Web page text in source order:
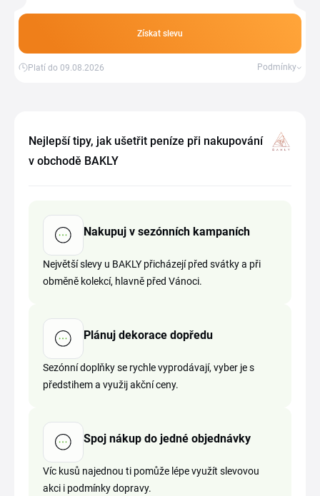
Získat slevu
Platí do 09.08.2026 Podmínky
Nejlepší tipy, jak ušetřit peníze při nakupování
v obchodě BAKLY
Nakupuj v sezónních kampaních
Největší slevy u BAKLY přicházejí před svátky a při
obměně kolekcí, hlavně před Vánoci.
Plánuj dekorace dopředu
Sezónní doplňky se rychle vyprodávají, vyber je s
předstihem a využij akční ceny.
Spoj nákup do jedné objednávky
Víc kusů najednou ti pomůže lépe využít slevovou
akci i podmínky dopravy.